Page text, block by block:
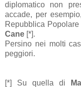
diplomatico non
accade, per
Repubblica
Cane [*].
Persino nei molti
peggiori.
[*] Su quella di